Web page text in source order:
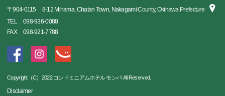
〒904-0115
8-12 Mihama, Chatan Town, Nakagami County, Okinawa Prefecture
TEL
098-936-0088
FAX
098-921-7788
Copyright（C）2022 コンドミニアムホテル モンパ All Reserved.
Disclaimer